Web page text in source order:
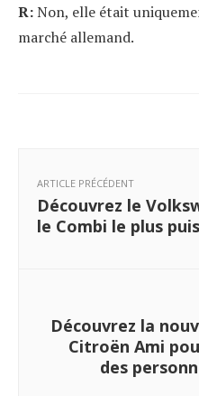
R:Non, elle était
marché allemand.
ARTICLE PRÉCÉDENT
Découvrez le
le Combi le plus
Découvrez la
Citroën Ami
des